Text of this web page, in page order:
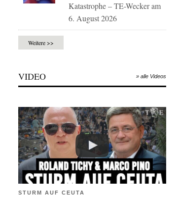
Katastrophe – TE-Wecker am
6. August 2026
Weitere >>
VIDEO » alle Videos
STURM AUF CEUTA